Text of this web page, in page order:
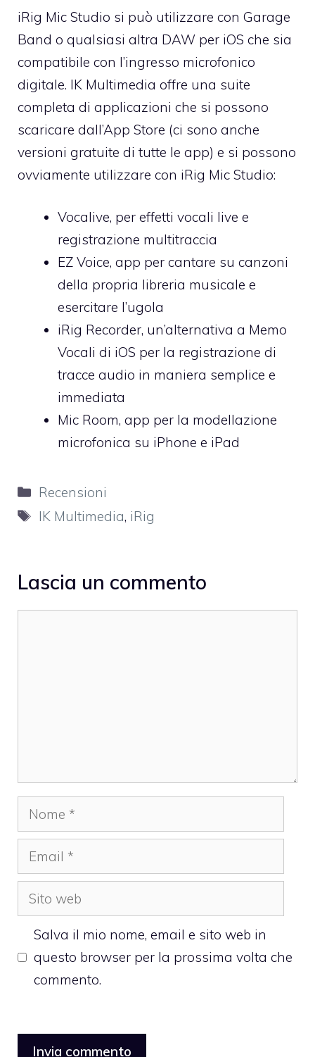
iRig Mic Studio si può utilizzare con Garage
Band o qualsiasi altra DAW per iOS che sia
compatibile con l’ingresso microfonico
digitale. IK Multimedia offre una suite
completa di applicazioni che si possono
scaricare dall’App Store (ci sono anche
versioni gratuite di tutte le app) e si possono
ovviamente utilizzare con iRig Mic Studio:
Vocalive, per effetti vocali live e
registrazione multitraccia
EZ Voice, app per cantare su canzoni
della propria libreria musicale e
esercitare l’ugola
iRig Recorder, un’alternativa a Memo
Vocali di iOS per la registrazione di
tracce audio in maniera semplice e
immediata
Mic Room, app per la modellazione
microfonica su iPhone e iPad
Categorie
Recensioni
Tag
IK Multimedia, iRig
Lascia un commento
Nome
Email
Sito
web
Salva il mio nome, email e sito web in
questo browser per la prossima volta che
commento.